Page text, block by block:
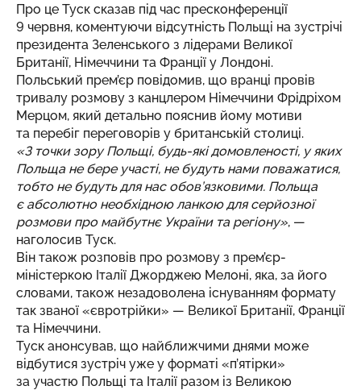
Про це Туск сказав під час пресконференції
9 червня, коментуючи відсутність Польщі на зустрічі
президента Зеленського з лідерами Великої
Британії, Німеччини та Франції у Лондоні.
Польський прем’єр повідомив, що вранці провів
тривалу розмову з канцлером Німеччини Фрідріхом
Мерцом, який детально пояснив йому мотиви
та перебіг переговорів у британській столиці.
«З точки зору Польщі, будь-які домовленості, у яких
Польща не бере участі, не будуть нами поважатися,
тобто не будуть для нас обов’язковими. Польща
є абсолютно необхідною ланкою для серйозної
розмови про майбутнє України та регіону», —
наголосив Туск.
Він також розповів про розмову з прем’єр-
міністеркою Італії Джорджею Мелоні, яка, за його
словами, також незадоволена існуванням формату
так званої «євротрійки» — Великої Британії, Франції
та Німеччини.
Туск анонсував, що найближчими днями може
відбутися зустріч уже у форматі «п’ятірки»
за участю Польщі та Італії разом із Великою